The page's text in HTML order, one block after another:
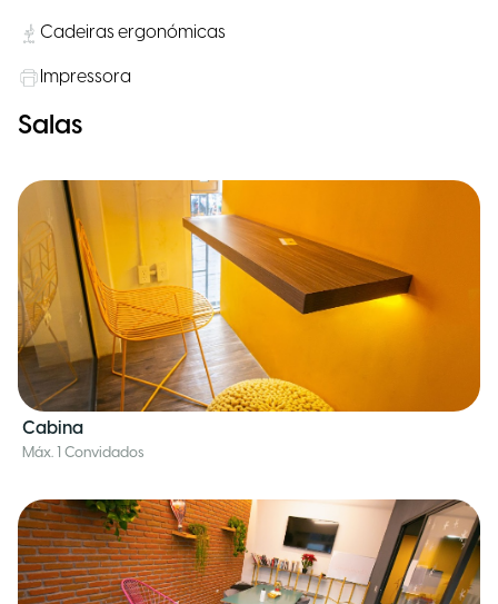
Cadeiras ergonómicas
Impressora
Salas
Cabina
Máx. 1 Convidados